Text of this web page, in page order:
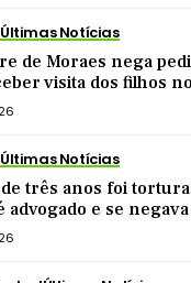
Últimas Notícias
de Moraes nega
visita dos filhos
Últimas Notícias
três anos foi
advogado e se